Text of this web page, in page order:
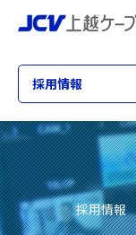
採用情報
採用情報